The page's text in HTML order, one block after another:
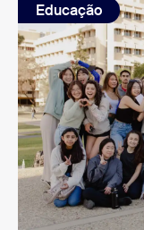
Educação